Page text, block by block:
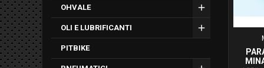
OHVALE
OLI E LUBRIFICANTI
PITBIKE